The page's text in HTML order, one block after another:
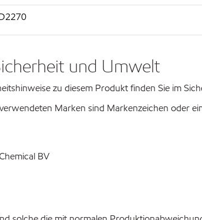
und Umwelt
zu diesem Produkt finden Sie im
Marken sind Markenzeichen oder
BV